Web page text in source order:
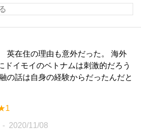
英在住の理由も意外だった。 海外
ドイモイのベトナムは刺激的だろう
の話は自身の経験からだったんだと
2020/11/08